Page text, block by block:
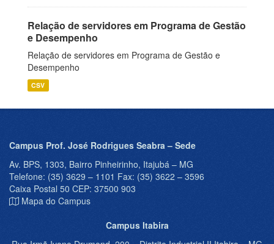
Relação de servidores em Programa de Gestão
e Desempenho
Relação de servidores em Programa de Gestão e
Desempenho
CSV
Campus Prof. José Rodrigues Seabra – Sede
Av. BPS, 1303, Bairro Pinheirinho, Itajubá – MG
Telefone: (35) 3629 – 1101 Fax: (35) 3622 – 3596
Caixa Postal 50 CEP: 37500 903
Mapa do Campus
Campus Itabira